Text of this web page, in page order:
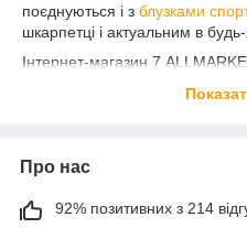
поєднуються і з блузками
шкарпетці і актуальним в будь-
Інтернет-магазин 7
працюємо тільки з
Зробити замовлення товарів
Одесі. Але з нами ви зможете
Про нас
92% позитивних з 214